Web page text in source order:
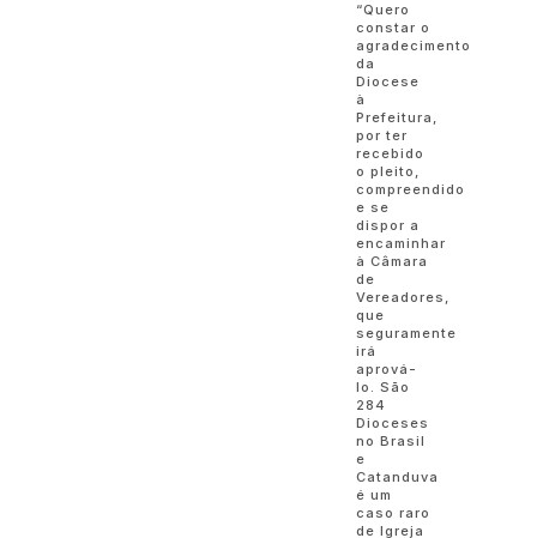
“Quero
constar o
agradecimento
da
Diocese
à
Prefeitura,
por ter
recebido
o pleito,
compreendido
e se
dispor a
encaminhar
à Câmara
de
Vereadores,
que
seguramente
irá
aprová-
lo. São
284
Dioceses
no Brasil
e
Catanduva
é um
caso raro
de Igreja